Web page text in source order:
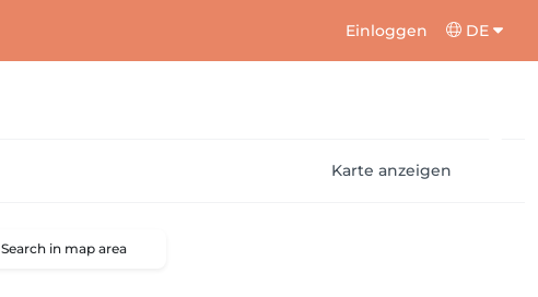
Einloggen DE
Karte anzeigen
Search in map area